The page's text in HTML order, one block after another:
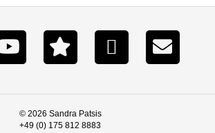
© 2026 Sandra Patsis
+49 (0) 175 812 8883